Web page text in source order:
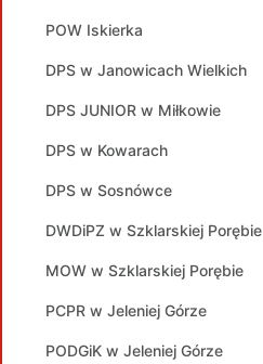
POW Iskierka
DPS w Janowicach Wielkich
DPS JUNIOR w Miłkowie
DPS w Kowarach
DPS w Sosnówce
DWDiPZ w Szklarskiej Porębie
MOW w Szklarskiej Porębie
PCPR w Jeleniej Górze
PODGiK w Jeleniej Górze